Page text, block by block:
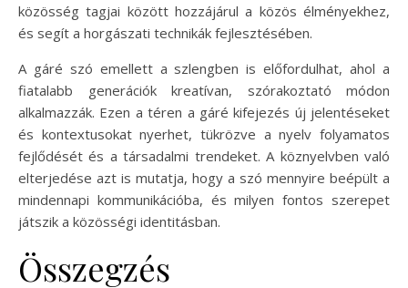
közösség tagjai között hozzájárul a közös élményekhez,
és segít a horgászati technikák fejlesztésében.
A gáré szó emellett a szlengben is előfordulhat, ahol a
fiatalabb generációk kreatívan, szórakoztató módon
alkalmazzák. Ezen a téren a gáré kifejezés új jelentéseket
és kontextusokat nyerhet, tükrözve a nyelv folyamatos
fejlődését és a társadalmi trendeket. A köznyelvben való
elterjedése azt is mutatja, hogy a szó mennyire beépült a
mindennapi kommunikációba, és milyen fontos szerepet
játszik a közösségi identitásban.
Összegzés